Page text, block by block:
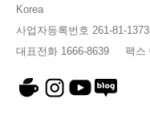
Korea
사업자등록번호 261-81-
대표전화 1666-8639 팩스